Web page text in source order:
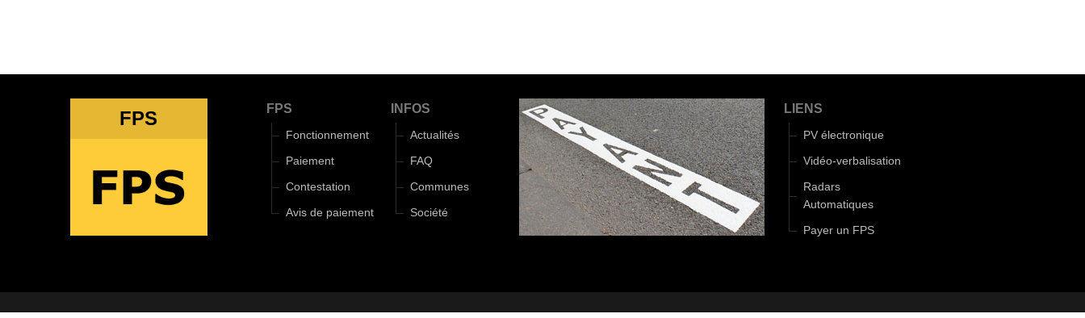
FPS FPS
Fonctionnement
Paiement
Contestation
Avis de paiement
INFOS
Actualités
FAQ
Communes
Société
LIENS
PV électronique
Vidéo-verbalisation
Radars
Automatiques
Payer un FPS